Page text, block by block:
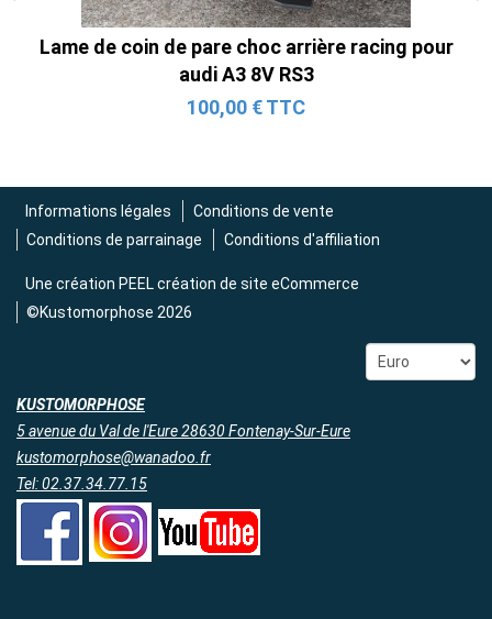
Ligne Cat-Back Active 4 Sorties avec
Tube en H pour Ford Mustang GT & V6
2 690,00 € TTC
Lame de coin de pare choc arrière racing pour
audi A3 8V RS3
100,00 € TTC
Informations légales
Conditions de vente
Conditions de parrainage
Conditions d'affiliation
Une création PEEL création de site eCommerce
©Kustomorphose 2026
KUSTOMORPHOSE
5 avenue du Val de l'Eure 28630 Fontenay-Sur-Eure
kustomorphose@wanadoo.fr
Tel: 02.37.34.77.15